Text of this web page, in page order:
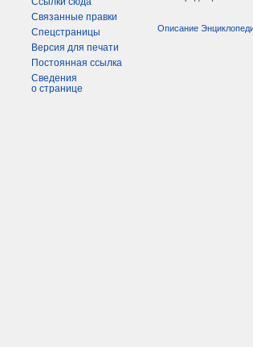
Связанные правки
Спецстраницы
Версия для печати
Постоянная ссылка
Сведения
о странице
Описание